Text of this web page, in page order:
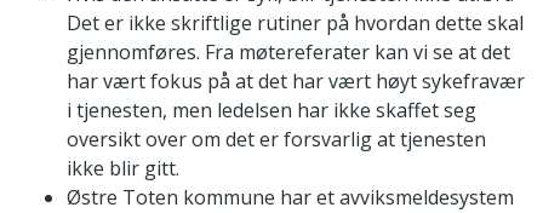
Det er ikke skriftlige rutiner på hvordan dette skal
gjennomføres. Fra møtereferater kan vi se at det
har vært fokus på at det har vært høyt sykefravær
i tjenesten, men ledelsen har ikke skaffet seg
oversikt over om det er forsvarlig at tjenesten
ikke blir gitt.
Østre Toten kommune har et avviksmeldesystem